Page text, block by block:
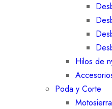
Hilos de
Poda y Corte